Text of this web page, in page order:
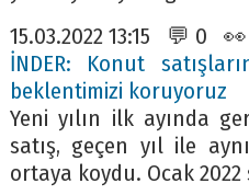
15.03.2022 13:15 💬 0 👀
İNDER: Konut
beklentimizi koruyoruz
Yeni yılın ilk ayında
satış, geçen yıl ile
ortaya koydu. Ocak 2022